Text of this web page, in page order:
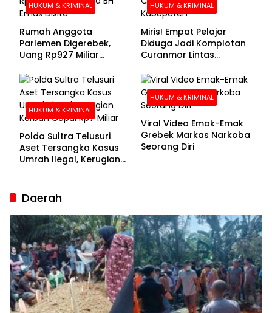
HUKUM & KRIMINAL
Rumah Anggota
Parlemen Digerebek,
Uang Rp927 Miliar
HUKUM & KRIMINAL
Miris! Empat Pelajar
Diduga Jadi Komplotan
Curanmor Lintas
HUKUM & KRIMINAL
Polda Sultra Telusuri
Aset Tersangka Kasus
Umrah Ilegal, Kerugian
HUKUM & KRIMINAL
Viral Video Emak-Emak
Grebek Markas Narkoba
Seorang Diri
Daerah